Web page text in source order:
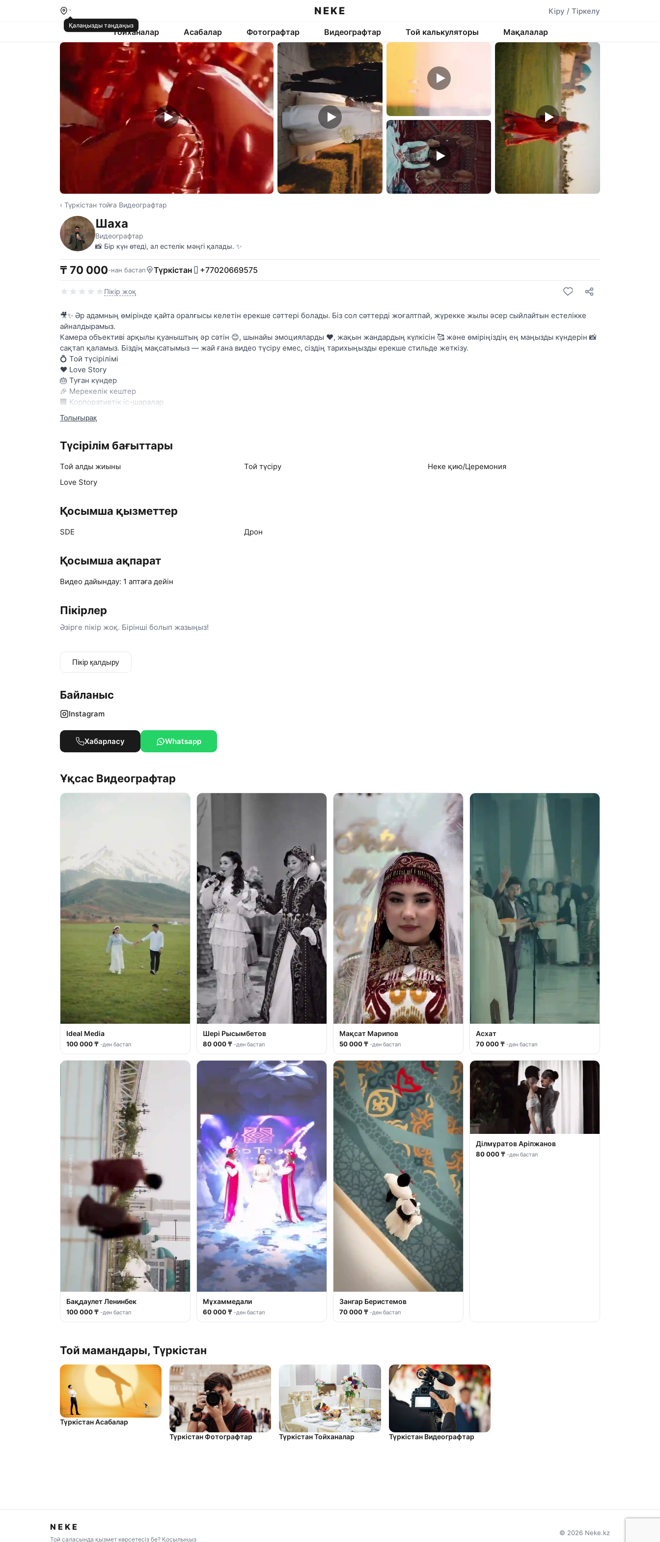
Қалаңызды таңдаңыз
NEKE Кіру / Тіркелу
Тойханалар Асабалар Фотографтар Видеографтар Той калькуляторы Мақалалар
‹ Түркістан тойға Видеографтар
Шаха
Видеографтар
📸 Бір күн өтеді, ал естелік мәңгі қалады. ✨
₸ 70 000-нан бастап Түркістан +77020669575
Пікір жоқ
🎥✨ Әр адамның өмірінде қайта оралғысы келетін ерекше сәттері болады. Біз сол сәттерді жоғалтпай, жүрекке жылы әсер сыйлайтын естелікке
айналдырамыз.
Камера объективі арқылы қуаныштың әр сәтін 😊, шынайы эмоцияларды ❤️, жақын жандардың күлкісін 🥰 және өміріңіздің ең маңызды күндерін 📸
сақтап қаламыз. Біздің мақсатымыз — жай ғана видео түсіру емес, сіздің тарихыңызды ерекше стильде жеткізу.
💍 Той түсірілімі
❤️ Love Story
🎂 Туған күндер
🎉 Мерекелік кештер
🏢 Корпоративтік іс-шаралар
📱 Reels және коммерциялық контент
🎬 Кәсіби түсірілім
✨ Креативті идеялар
💯 Әр клиентке жеке көзқарас
Уақыт өтеді, адамдар өзгереді, бірақ естеліктер әрдайым қалады. Сол себепті әрбір кадрға жанымызды салып, жылдар өтсе де қайта көргіңіз
келетін видеолар жасаймыз. 🤍
Толығырақ
Түсірілім бағыттары
Той алды жиыны Той түсіру
Неке қию/Церемония
Love Story
Қосымша қызметтер
SDE Дрон
Қосымша ақпарат
Видео дайындау: 1 аптаға дейін
Пікірлер
Әзірге пікір жоқ. Бірінші болып жазыңыз!
Пікір қалдыру
Байланыс
Instagram
Хабарласу Whatsapp
Ұқсас Видеографтар
Ideal Media
100 000 ₸ -ден бастап
Шері Рысымбетов
80 000 ₸ -ден бастап
Мақсат Марипов
50 000 ₸ -ден бастап
Асхат
70 000 ₸ -ден бастап
Бақдаулет Ленинбек
100 000 ₸ -ден бастап
Мұхаммедали
60 000 ₸ -ден бастап
Зангар Беристемов
70 000 ₸ -ден бастап
Ділмұратов Аріпжанов
80 000 ₸ -ден бастап
Той мамандары, Түркістан
Түркістан Асабалар
Түркістан Фотографтар
Түркістан Тойханалар Түркістан Видеографтар
NEKE
Той саласында қызмет көрсетесіз бе? Қосылыңыз
© 2026 Neke.kz